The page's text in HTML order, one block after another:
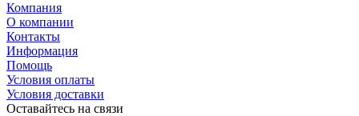
Компания
О компании
Контакты
Информация
Помощь
Условия оплаты
Условия доставки
Оставайтесь на связи